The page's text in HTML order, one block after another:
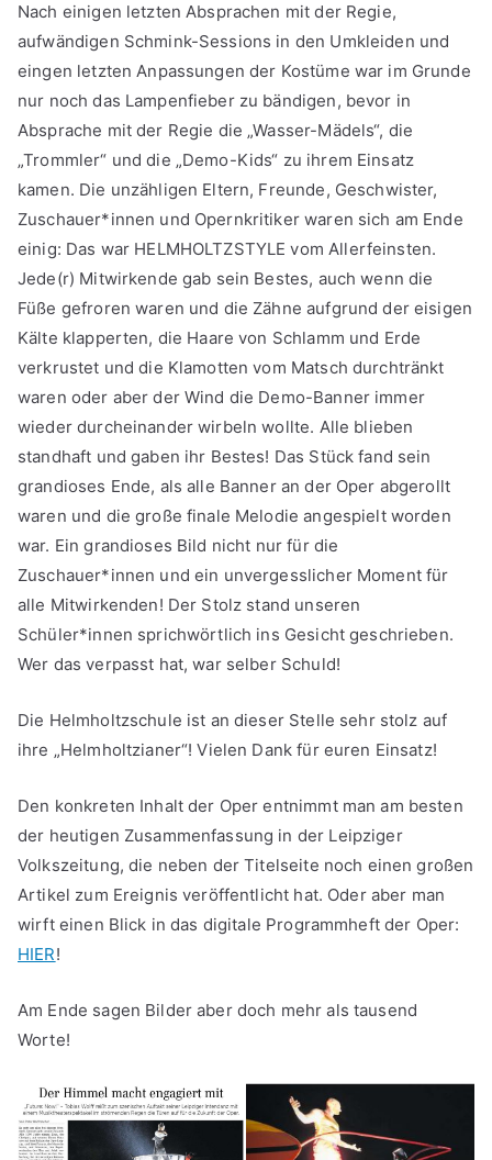
Nach einigen letzten Absprachen mit der Regie,
aufwändigen Schmink-Sessions in den Umkleiden und
eingen letzten Anpassungen der Kostüme war im Grunde
nur noch das Lampenfieber zu bändigen, bevor in
Absprache mit der Regie die „Wasser-Mädels“, die
„Trommler“ und die „Demo-Kids“ zu ihrem Einsatz
kamen. Die unzähligen Eltern, Freunde, Geschwister,
Zuschauer*innen und Opernkritiker waren sich am Ende
einig: Das war HELMHOLTZSTYLE vom Allerfeinsten.
Jede(r) Mitwirkende gab sein Bestes, auch wenn die
Füße gefroren waren und die Zähne aufgrund der eisigen
Kälte klapperten, die Haare von Schlamm und Erde
verkrustet und die Klamotten vom Matsch durchtränkt
waren oder aber der Wind die Demo-Banner immer
wieder durcheinander wirbeln wollte. Alle blieben
standhaft und gaben ihr Bestes! Das Stück fand sein
grandioses Ende, als alle Banner an der Oper abgerollt
waren und die große finale Melodie angespielt worden
war. Ein grandioses Bild nicht nur für die
Zuschauer*innen und ein unvergesslicher Moment für
alle Mitwirkenden! Der Stolz stand unseren
Schüler*innen sprichwörtlich ins Gesicht geschrieben.
Wer das verpasst hat, war selber Schuld!
Die Helmholtzschule ist an dieser Stelle sehr stolz auf
ihre „Helmholtzianer“! Vielen Dank für euren Einsatz!
Den konkreten Inhalt der Oper entnimmt man am besten
der heutigen Zusammenfassung in der Leipziger
Volkszeitung, die neben der Titelseite noch einen großen
Artikel zum Ereignis veröffentlicht hat. Oder aber man
wirft einen Blick in das digitale Programmheft der Oper:
HIER!
Am Ende sagen Bilder aber doch mehr als tausend
Worte!